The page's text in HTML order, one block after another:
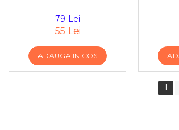
79 Lei
55 Lei
ADAUGA IN COS
1